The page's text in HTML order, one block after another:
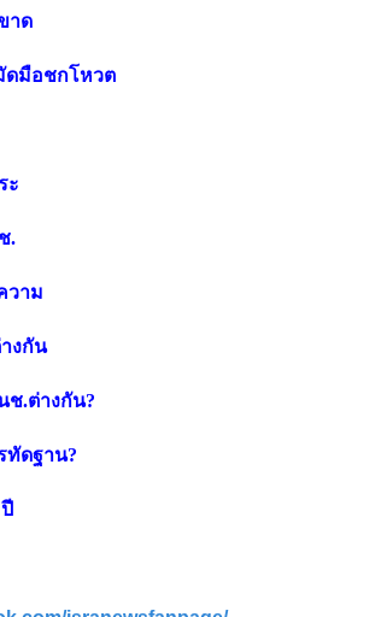
าด
ดมือชกโหวต
ะ
.
วาม
งกัน
ช.ต่างกัน?
ทัดฐาน?